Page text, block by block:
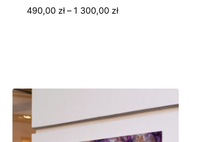
490,00 zł – 1 300,00 złZakres
300,00 zł